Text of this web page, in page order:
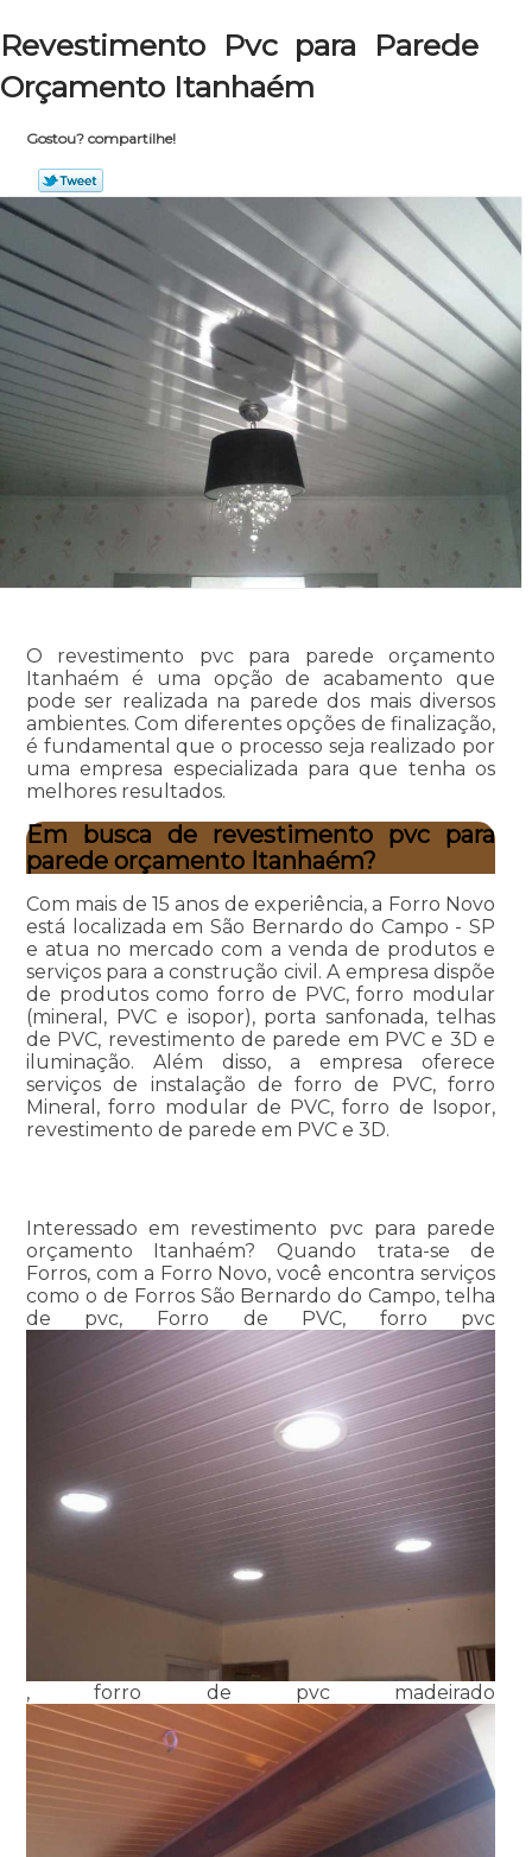
Revestimento Pvc para Parede
Orçamento Itanhaém
Gostou? compartilhe!
O revestimento pvc para parede orçamento
Itanhaém é uma opção de acabamento que
pode ser realizada na parede dos mais diversos
ambientes. Com diferentes opções de finalização,
é fundamental que o processo seja realizado por
uma empresa especializada para que tenha os
melhores resultados.
Em busca de revestimento pvc para
parede orçamento Itanhaém?
Com mais de 15 anos de experiência, a Forro Novo
está localizada em São Bernardo do Campo - SP
e atua no mercado com a venda de produtos e
serviços para a construção civil. A empresa dispõe
de produtos como forro de PVC, forro modular
(mineral, PVC e isopor), porta sanfonada, telhas
de PVC, revestimento de parede em PVC e 3D e
iluminação. Além disso, a empresa oferece
serviços de instalação de forro de PVC, forro
Mineral, forro modular de PVC, forro de Isopor,
revestimento de parede em PVC e 3D.
Interessado em revestimento pvc para parede
orçamento Itanhaém? Quando trata-se de
Forros, com a Forro Novo, você encontra serviços
como o de Forros São Bernardo do Campo, telha
de pvc, Forro de PVC, forro pvc
, forro de pvc madeirado